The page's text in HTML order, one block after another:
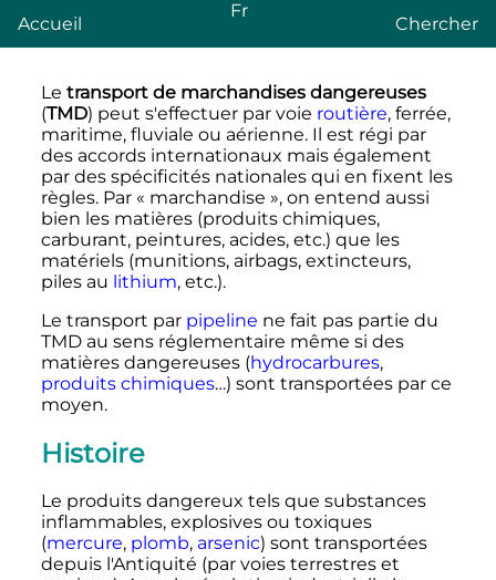
Accueil
Fr
Chercher
Le transport de marchandises dangereuses
(TMD) peut s'effectuer par voie routière, ferrée,
maritime, fluviale ou aérienne. Il est régi par
des accords internationaux mais également
par des spécificités nationales qui en fixent les
règles. Par « marchandise », on entend aussi
bien les matières (produits chimiques,
carburant, peintures, acides, etc.) que les
matériels (munitions, airbags, extincteurs,
piles au lithium, etc.).
Le transport par pipeline ne fait pas partie du
TMD au sens réglementaire même si des
matières dangereuses (hydrocarbures,
produits chimiques…) sont transportées par ce
moyen.
Histoire
Le produits dangereux tels que substances
inflammables, explosives ou toxiques
(mercure, plomb, arsenic) sont transportées
depuis l'Antiquité (par voies terrestres et